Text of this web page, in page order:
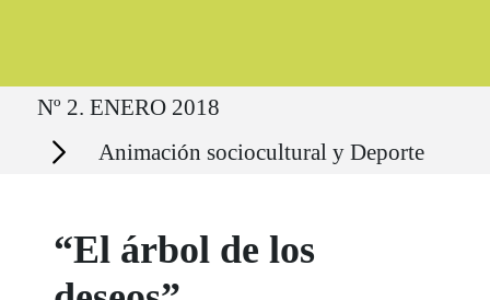
Ruta del sitio
Nº 2. ENERO 2018
Secciones Animación sociocultural y Deporte
“El árbol de los